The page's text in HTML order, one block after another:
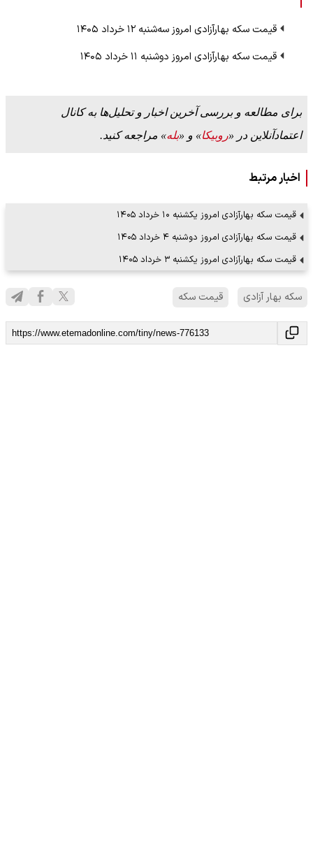
قیمت سکه بهارآزادی امروز سه‌شنبه ۱۲ خرداد ۱۴۰۵
قیمت سکه بهارآزادی امروز دوشنبه ۱۱ خرداد ۱۴۰۵
برای مطالعه و بررسی آخرین اخبار و تحلیل‌ها به کانال
اعتمادآنلاین در «روبیکا» و «بله» مراجعه کنید.
اخبار مرتبط
قیمت سکه بهارآزادی امروز یکشنبه ۱۰ خرداد ۱۴۰۵
قیمت سکه بهارآزادی امروز دوشنبه ۴ خرداد ۱۴۰۵
قیمت سکه بهارآزادی امروز یکشنبه ۳ خرداد ۱۴۰۵
سکه بهار آزادی قیمت سکه